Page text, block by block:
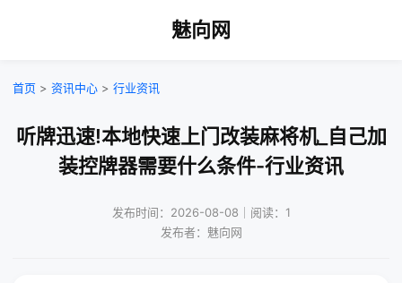
魅向网
首页 > 资讯中心 > 行业资讯
听牌迅速!本地快速上门改装麻将机_自己加
装控牌器需要什么条件-行业资讯
发布时间：2026-08-08｜阅读：1
发布者：魅向网